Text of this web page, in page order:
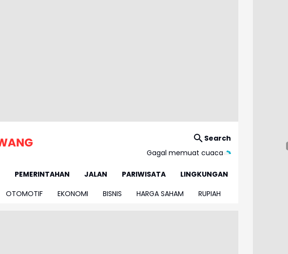
Search
Gagal memuat cuaca
PEMERINTAHAN JALAN PARIWISATA
LINGKUNGAN
OTOMOTIF EKONOMI BISNIS HARGA SAHAM RUPIAH